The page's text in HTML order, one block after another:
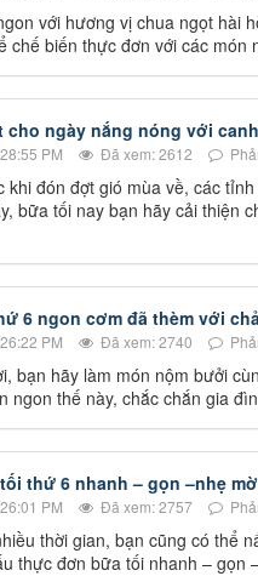
với hương vị chua ngọt hài
chế biến thực đơn với các
cho ngày nắng nóng với
PM Đã xem: 2612
khi đón đợt gió mùa về, các
bữa tối nay bạn hãy cải thiện
6 ngon cơm đã thèm với
PM Đã xem: 2740
bạn hãy làm món nộm bưởi
ngon thế này, chắc chắn gia
thứ 6 nhanh – gọn –nhẹ
PM Đã xem: 2757
thời gian, bạn cũng có thể
thực đơn bữa tối nhanh – gọn